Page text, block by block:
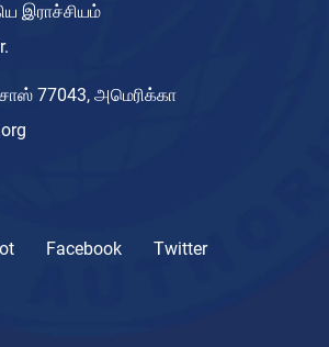
இராச்சியம்
77043, அமெரிக்கா
Facebook
Twitter